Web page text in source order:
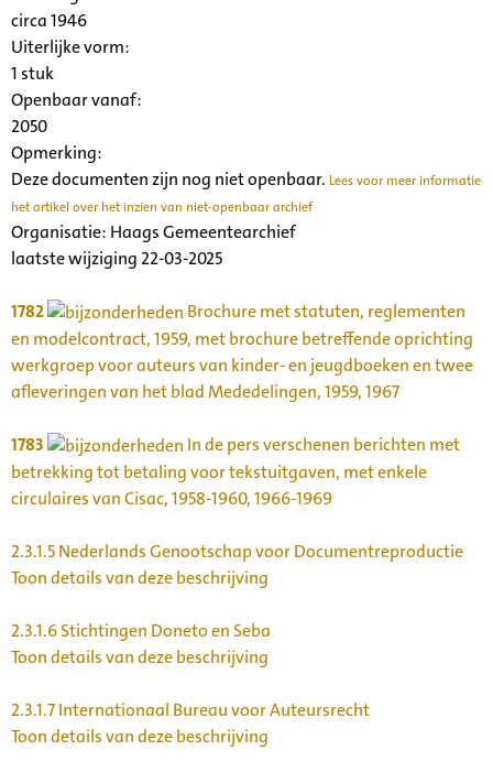
circa 1946
Uiterlijke vorm:
1 stuk
Openbaar vanaf:
2050
Opmerking:
Deze documenten zijn nog niet openbaar. Lees voor meer informatie
het artikel over het inzien van niet-openbaar archief
Organisatie: Haags Gemeentearchief
laatste wijziging 22-03-2025
1782
Brochure met statuten, reglementen
en modelcontract, 1959, met brochure betreffende oprichting
werkgroep voor auteurs van kinder- en jeugdboeken en twee
afleveringen van het blad Mededelingen, 1959, 1967
1783
In de pers verschenen berichten met
betrekking tot betaling voor tekstuitgaven, met enkele
circulaires van Cisac, 1958-1960, 1966-1969
2.3.1.5Nederlands Genootschap voor Documentreproductie
Toon details van deze beschrijving
2.3.1.6Stichtingen Doneto en Seba
Toon details van deze beschrijving
2.3.1.7Internationaal Bureau voor Auteursrecht
Toon details van deze beschrijving